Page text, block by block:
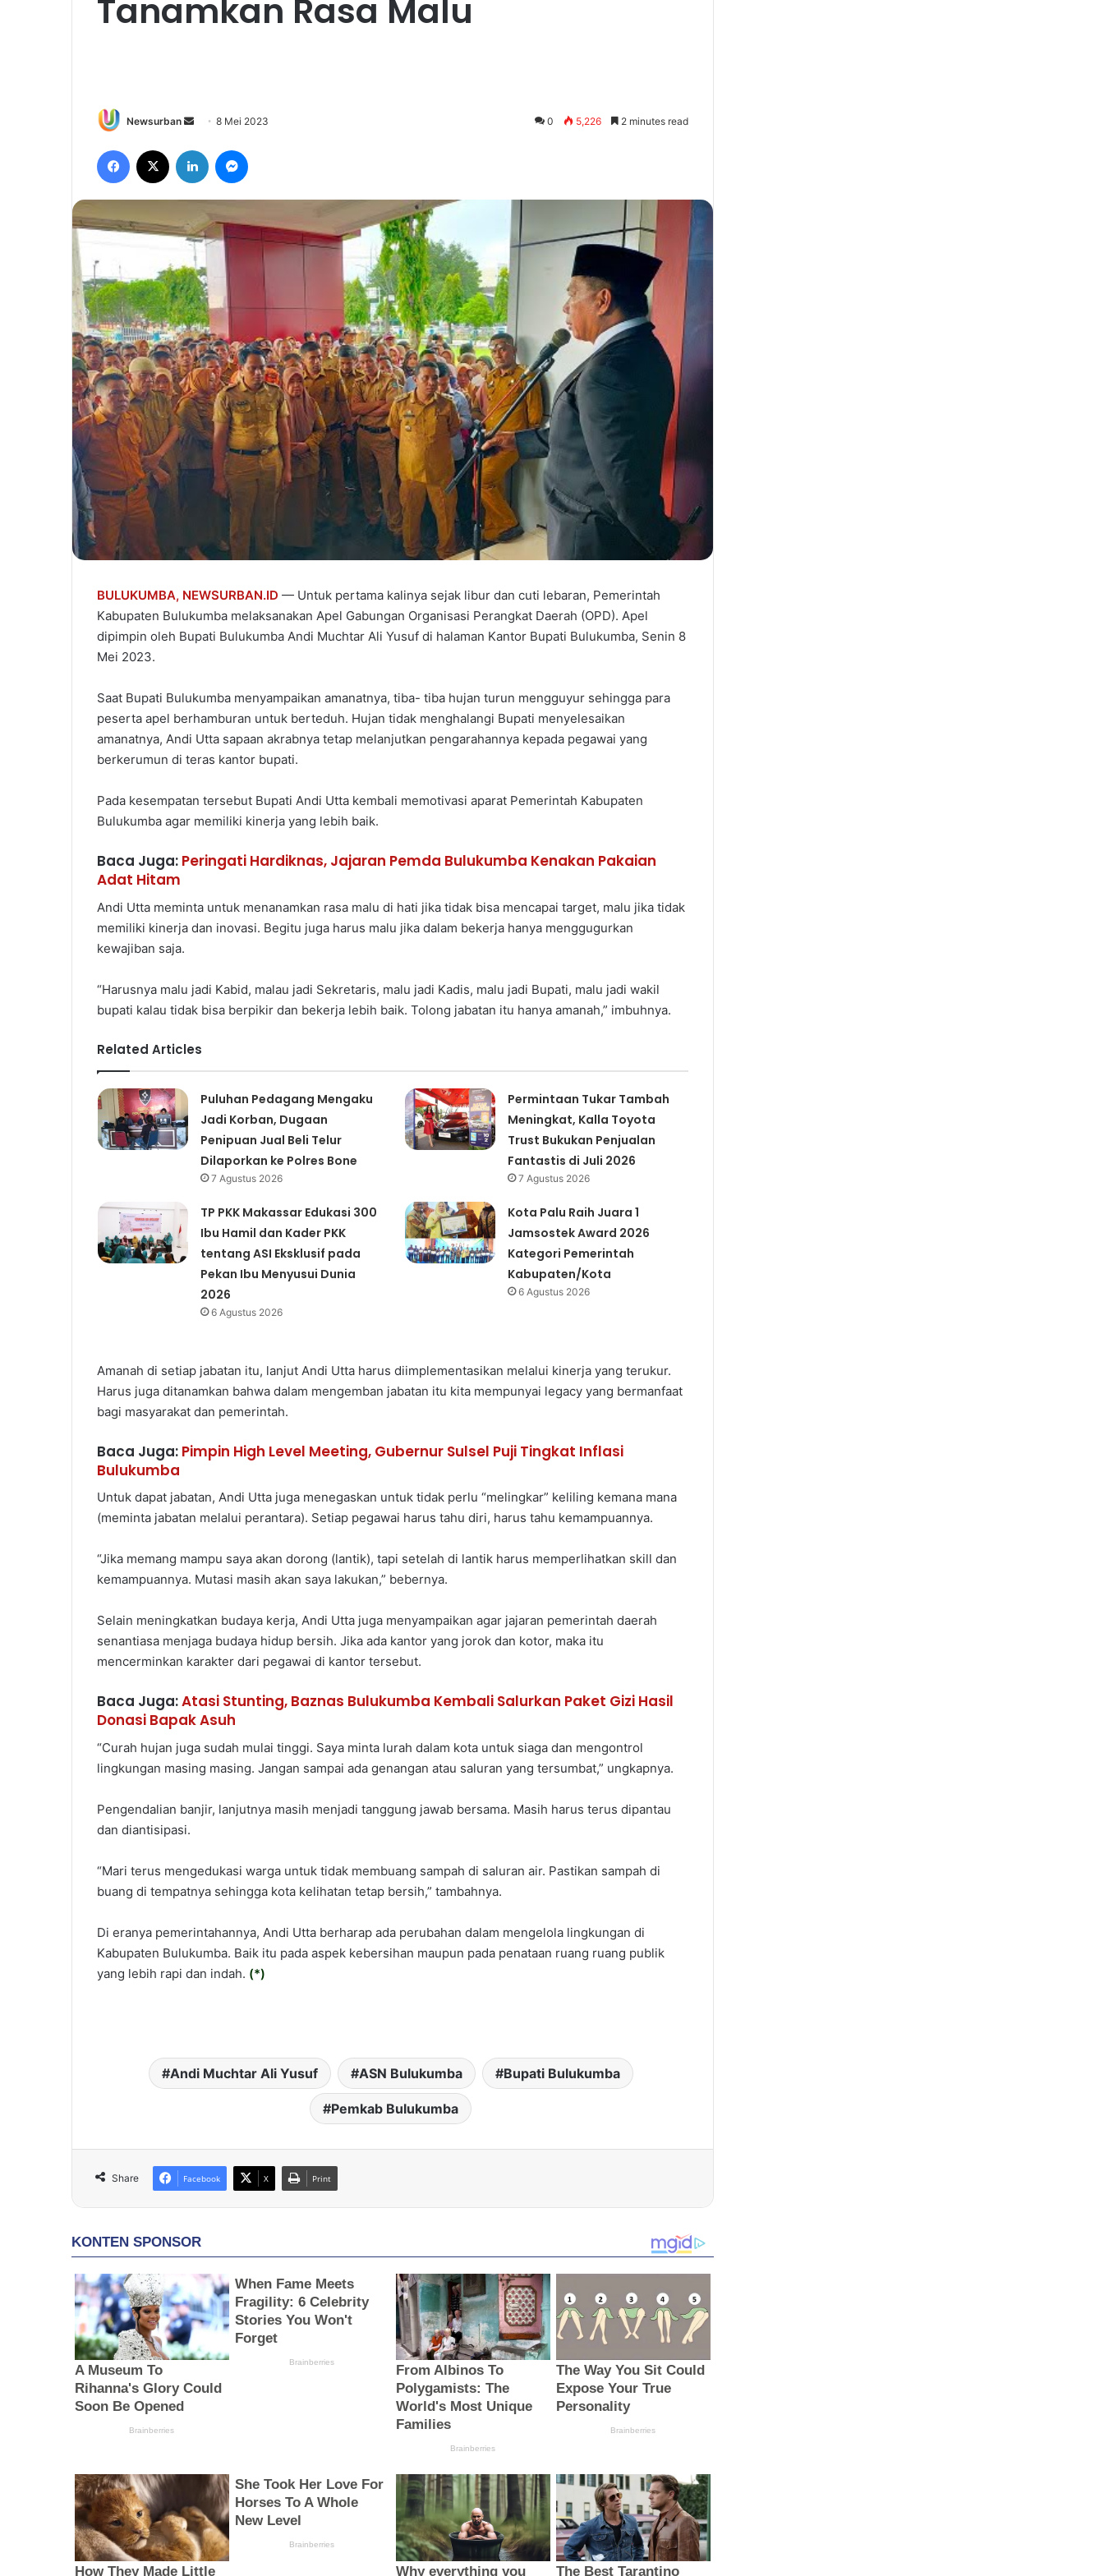
Tanamkan Rasa Malu
Newsurban
Send
email
8 Mei 2023 0 5,226 2 minutes read
Facebook LinkedIn
BULUKUMBA, NEWSURBAN.ID — Untuk pertama kalinya sejak libur dan cuti lebaran, Pemerintah
Kabupaten Bulukumba melaksanakan Apel Gabungan Organisasi Perangkat Daerah (OPD). Apel
dipimpin oleh Bupati Bulukumba Andi Muchtar Ali Yusuf di halaman Kantor Bupati Bulukumba, Senin 8
Mei 2023.
Saat Bupati Bulukumba menyampaikan amanatnya, tiba- tiba hujan turun mengguyur sehingga para
peserta apel berhamburan untuk berteduh. Hujan tidak menghalangi Bupati menyelesaikan
amanatnya, Andi Utta sapaan akrabnya tetap melanjutkan pengarahannya kepada pegawai yang
berkerumun di teras kantor bupati.
Pada kesempatan tersebut Bupati Andi Utta kembali memotivasi aparat Pemerintah Kabupaten
Bulukumba agar memiliki kinerja yang lebih baik.
Baca Juga: Peringati Hardiknas, Jajaran Pemda Bulukumba Kenakan Pakaian
Adat Hitam
Andi Utta meminta untuk menanamkan rasa malu di hati jika tidak bisa mencapai target, malu jika tidak
memiliki kinerja dan inovasi. Begitu juga harus malu jika dalam bekerja hanya menggugurkan
kewajiban saja.
“Harusnya malu jadi Kabid, malau jadi Sekretaris, malu jadi Kadis, malu jadi Bupati, malu jadi wakil
bupati kalau tidak bisa berpikir dan bekerja lebih baik. Tolong jabatan itu hanya amanah,” imbuhnya.
Related Articles
Puluhan Pedagang Mengaku
Jadi Korban, Dugaan
Penipuan Jual Beli Telur
Dilaporkan ke Polres Bone
7 Agustus 2026
Permintaan Tukar Tambah
Meningkat, Kalla Toyota
Trust Bukukan Penjualan
Fantastis di Juli 2026
7 Agustus 2026
TP PKK Makassar Edukasi 300
Ibu Hamil dan Kader PKK
tentang ASI Eksklusif pada
Pekan Ibu Menyusui Dunia
2026
6 Agustus 2026
Kota Palu Raih Juara 1
Jamsostek Award 2026
Kategori Pemerintah
Kabupaten/Kota
6 Agustus 2026
Amanah di setiap jabatan itu, lanjut Andi Utta harus diimplementasikan melalui kinerja yang terukur.
Harus juga ditanamkan bahwa dalam mengemban jabatan itu kita mempunyai legacy yang bermanfaat
bagi masyarakat dan pemerintah.
Baca Juga: Pimpin High Level Meeting, Gubernur Sulsel Puji Tingkat Inflasi
Bulukumba
Untuk dapat jabatan, Andi Utta juga menegaskan untuk tidak perlu “melingkar” keliling kemana mana
(meminta jabatan melalui perantara). Setiap pegawai harus tahu diri, harus tahu kemampuannya.
“Jika memang mampu saya akan dorong (lantik), tapi setelah di lantik harus memperlihatkan skill dan
kemampuannya. Mutasi masih akan saya lakukan,” bebernya.
Selain meningkatkan budaya kerja, Andi Utta juga menyampaikan agar jajaran pemerintah daerah
senantiasa menjaga budaya hidup bersih. Jika ada kantor yang jorok dan kotor, maka itu
mencerminkan karakter dari pegawai di kantor tersebut.
Baca Juga:Atasi Stunting, Baznas Bulukumba Kembali Salurkan Paket Gizi Hasil
Donasi Bapak Asuh
“Curah hujan juga sudah mulai tinggi. Saya minta lurah dalam kota untuk siaga dan mengontrol
lingkungan masing masing. Jangan sampai ada genangan atau saluran yang tersumbat,” ungkapnya.
Pengendalian banjir, lanjutnya masih menjadi tanggung jawab bersama. Masih harus terus dipantau
dan diantisipasi.
“Mari terus mengedukasi warga untuk tidak membuang sampah di saluran air. Pastikan sampah di
buang di tempatnya sehingga kota kelihatan tetap bersih,” tambahnya.
Di eranya pemerintahannya, Andi Utta berharap ada perubahan dalam mengelola lingkungan di
Kabupaten Bulukumba. Baik itu pada aspek kebersihan maupun pada penataan ruang ruang publik
yang lebih rapi dan indah. (*)
Andi Muchtar Ali Yusuf ASN Bulukumba Bupati Bulukumba
Pemkab Bulukumba
Share Facebook X Print